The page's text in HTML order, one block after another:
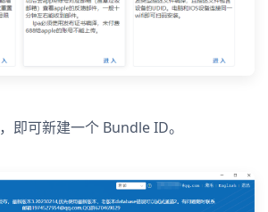
，即可新建一个 Bundle ID。